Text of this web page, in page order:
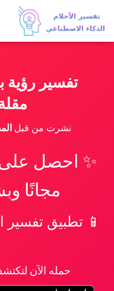
تفسير
نشرت من قبل
✨ احصل على
مجانًا
حمله الآن